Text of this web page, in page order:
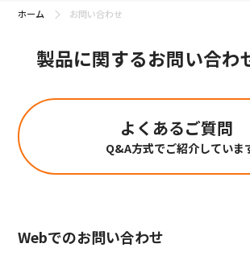
ホーム お問い合わせ
製品に関するお問い合わ
よくあるご質問
Q&A方式でご紹介していま
Webでのお問い合わせ